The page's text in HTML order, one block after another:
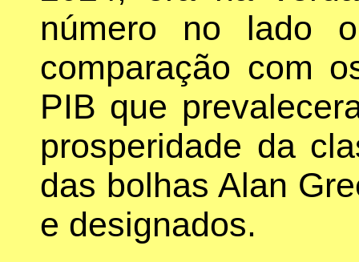
número no lado
comparação com
PIB que
prosperidade da
das bolhas Alan
e designados.